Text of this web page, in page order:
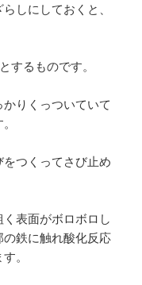
しにしておくと、
するものです。
りくっついていて
つくってさび止め
表面がボロボロし
鉄に触れ酸化反応
。